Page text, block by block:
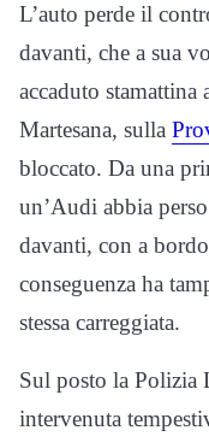
L’auto perde il
davanti, che a sua
accaduto stamattina
Martesana, sulla
bloccato. Da una
un’Audi abbia
davanti, con a
conseguenza ha
stessa carreggiata.
Sul posto la Polizia
intervenuta